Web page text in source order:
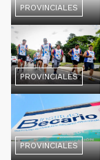
PROVINCIALES
PROVINCIALES
PROVINCIALES